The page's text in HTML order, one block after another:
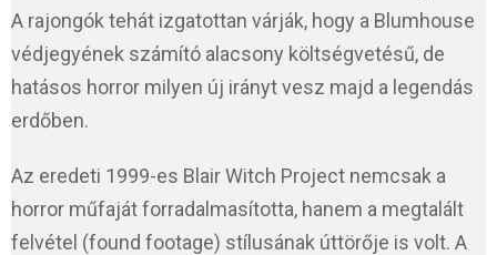
A rajongók tehát izgatottan várják, hogy a Blumhouse
védjegyének számító alacsony költségvetésű, de
hatásos horror milyen új irányt vesz majd a legendás
erdőben.
Az eredeti 1999-es Blair Witch Project nemcsak a
horror műfaját forradalmasította, hanem a megtalált
felvétel (found footage) stílusának úttörője is volt. A